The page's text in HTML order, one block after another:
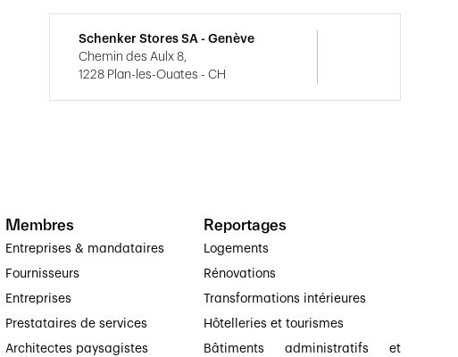
Schenker Stores SA - Genève
Chemin des Aulx 8,
1228 Plan-les-Ouates - CH
Membres
Entreprises & mandataires
Fournisseurs
Entreprises
Prestataires de services
Architectes paysagistes
Reportages
Logements
Rénovations
Transformations intérieures
Hôtelleries et tourismes
Bâtiments administratifs et